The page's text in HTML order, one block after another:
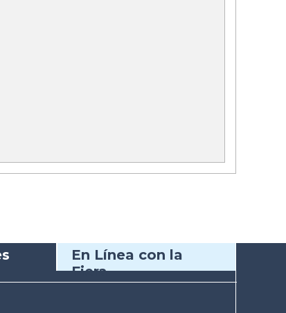
En Línea con la
Fiera